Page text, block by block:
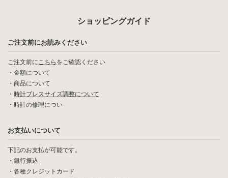
ショッピングガイド
ご注文前にお読みください
ご注文前にこちら をご確認ください
・ 金額について
・ 商品について
・ 時計ブレスサイズ調整について
・ 時計の修理につい
お支払いについて
下記のお支払が可能です。
・銀行振込
・各種クレジットカード